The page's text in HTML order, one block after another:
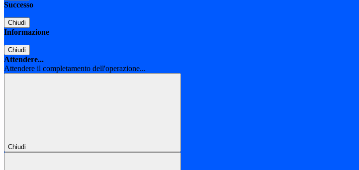
Successo
Chiudi
Informazione
Chiudi
Attendere...
Attendere il completamento dell'operazione...
Chiudi